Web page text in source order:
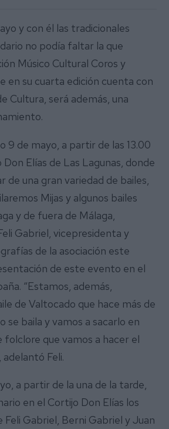
y con él las tradicionales
no podía faltar la que
Músico Cultural Coros y
en su cuarta edición cuenta con
Cultura, será además, una
9 de mayo, a partir de las 13.00
Elías de Las Lagunas, donde
de una gran variedad de bailes,
Mijas y algunos bailes
y de fuera de Málaga,
Gabriel, vicepresidenta y
de la asociación este
de este evento en el
“Estamos, además,
de Valtocado que hace más de
se baila y vamos a sacarlo en
que vamos a hacer el
adelantó Feli.
a partir de la una de la tarde,
en el Cortijo Don Elías los
Feli Gabriel, Berni Gabriel y Juan